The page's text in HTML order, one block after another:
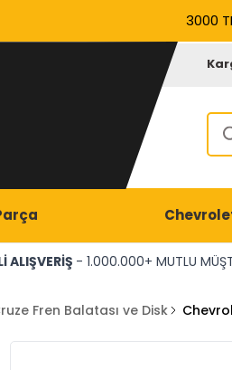
3000
ALIŞVERİŞ - 1.000.000+ MUTLU
Fren Balatası ve Disk